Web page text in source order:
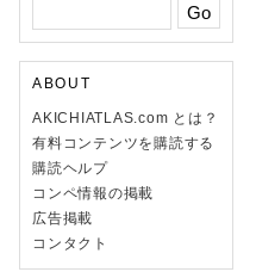
ABOUT
AKICHIATLAS.com とは？
有料コンテンツを購読する
購読ヘルプ
コンペ情報の掲載
広告掲載
コンタクト